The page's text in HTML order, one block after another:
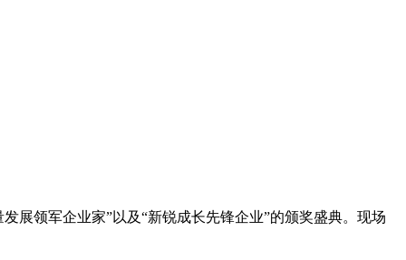
展领军企业家”以及“新锐成长先锋企业”的颁奖盛典。现场